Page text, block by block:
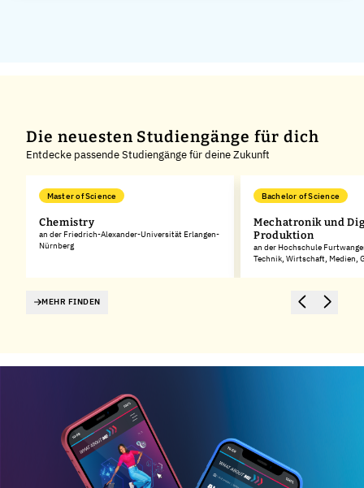
Die neuesten Studiengänge für dich
Entdecke passende Studiengänge für deine Zukunft
Master of Science
Chemistry
an der Friedrich-Alexander-Universität Erlangen-
Nürnberg
Bachelor of Science
Mechatronik und
Produktion
an der Hochschule
Technik, Wirtschaft, Medien,
MEHR FINDEN